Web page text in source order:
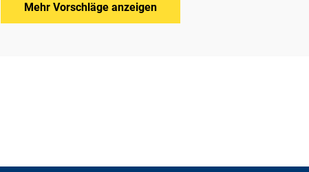
Mehr Vorschläge anzeigen